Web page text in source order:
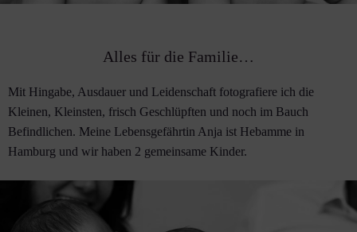
Alles für die Familie…
Mit Hingabe, Ausdauer und Leidenschaft fotografiere ich die
Kleinen, Kleinsten, frisch Geschlüpften und noch im Bauch
Befindlichen. Meine Lebensgefährtin Anja ist Hebamme in
Hamburg und wir haben 2 gemeinsame Kinder.